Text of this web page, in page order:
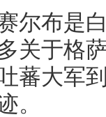
尔布是
关于格
蕃大军
。